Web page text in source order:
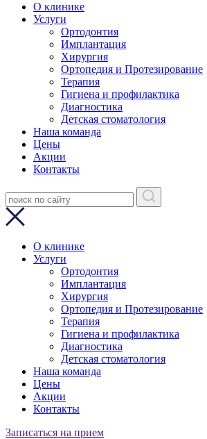
О клинике
Услуги
Ортодонтия
Имплантация
Хирургия
Ортопедия и Протезирование
Терапия
Гигиена и профилактика
Диагностика
Детская стоматология
Наша команда
Цены
Акции
Контакты
О клинике
Услуги
Ортодонтия
Имплантация
Хирургия
Ортопедия и Протезирование
Терапия
Гигиена и профилактика
Диагностика
Детская стоматология
Наша команда
Цены
Акции
Контакты
Записаться на прием